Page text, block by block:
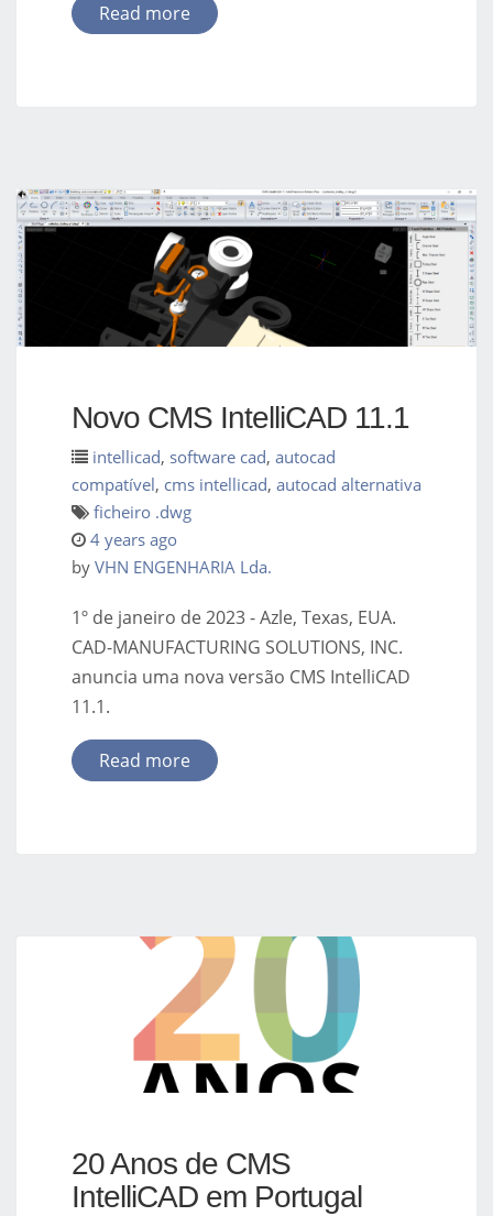
Read more
Novo CMS IntelliCAD 11.1
intellicad, software cad, autocad
compatível, cms intellicad, autocad alternativa
ficheiro .dwg
4 years ago
by VHN ENGENHARIA Lda.
1º de janeiro de 2023 - Azle, Texas, EUA.
CAD-MANUFACTURING SOLUTIONS, INC.
anuncia uma nova versão CMS IntelliCAD
11.1.
Read more
20 Anos de CMS
IntelliCAD em Portugal